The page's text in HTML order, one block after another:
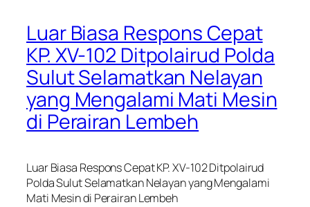
Luar Biasa Respons Cepat
KP. XV-102 Ditpolairud Polda
Sulut Selamatkan Nelayan
yang Mengalami Mati Mesin
di Perairan Lembeh
Luar Biasa Respons Cepat KP. XV-102 Ditpolairud
Polda Sulut Selamatkan Nelayan yang Mengalami
Mati Mesin di Perairan Lembeh